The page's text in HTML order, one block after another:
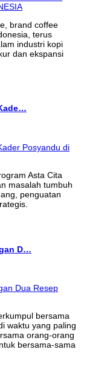
brand coffee
terus
industri kopi
dan ekspansi
Asta Cita
masalah tumbuh
penguatan
D…
bersama
waktu yang paling
orang-orang
bersama-sama